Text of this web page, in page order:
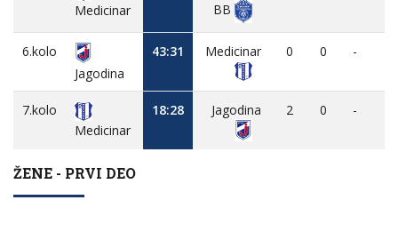
Medicinar
BB
6.kolo
Jagodina
43:31 Medicinar 0 0 -
7.kolo
Medicinar
18:28 Jagodina 2 0 -
ŽENE - PRVI DEO